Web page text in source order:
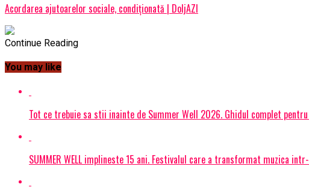
Acordarea ajutoarelor sociale, condiționată | DoljAZI
Continue Reading
You may like
Tot ce trebuie sa stii inainte de Summer Well 2026. Ghidul complet
SUMMER WELL implineste 15 ani. Festivalul care a transformat muzica